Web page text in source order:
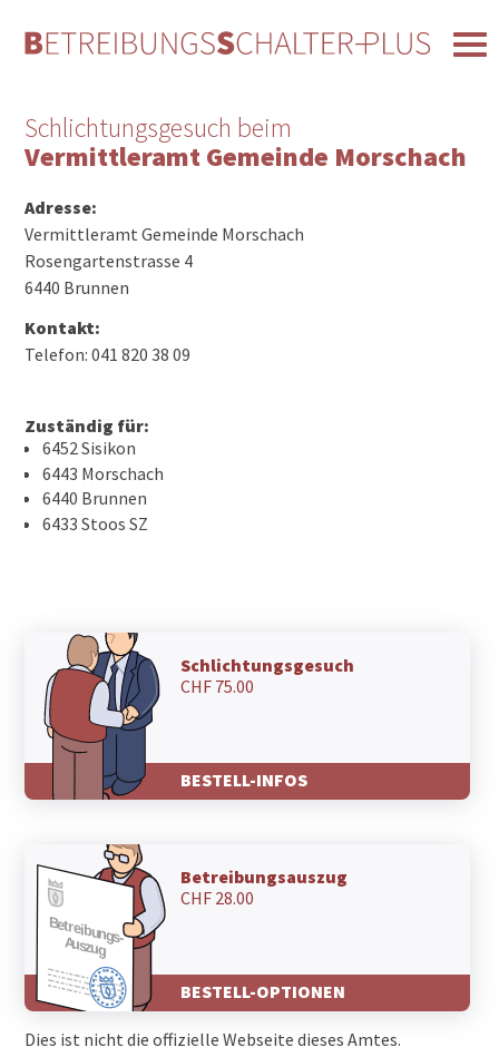
Schlichtungsgesuch beim
Vermittleramt Gemeinde Morschach
Adresse:
Vermittleramt Gemeinde Morschach
Rosengartenstrasse 4
6440 Brunnen
Kontakt:
Telefon: 041 820 38 09
Zuständig für:
6452 Sisikon
6443 Morschach
6440 Brunnen
6433 Stoos SZ
Schlichtungsgesuch
CHF 75.00
BESTELL-INFOS
Betreibungsauszug
CHF 28.00
BESTELL-OPTIONEN
Dies ist nicht die offizielle Webseite dieses Amtes.